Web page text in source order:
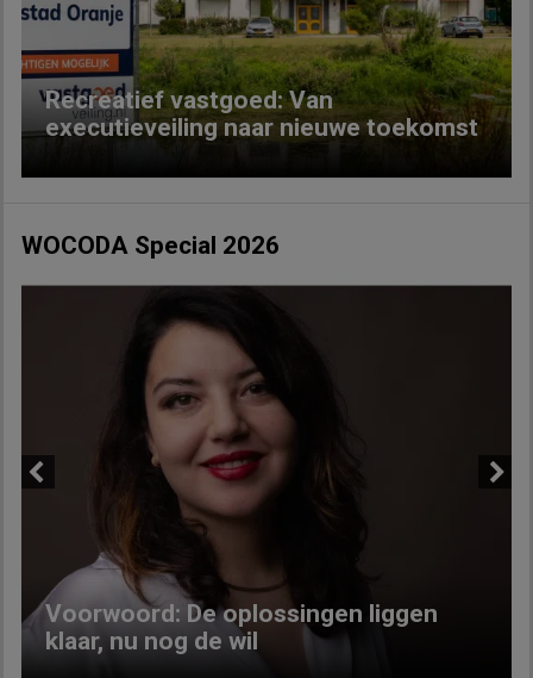
Recreatief vastgoed: Van
executieveiling naar nieuwe toekomst
WOCODA Special 2026
Voorwoord: De oplossingen liggen
klaar, nu nog de wil